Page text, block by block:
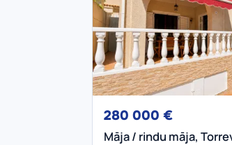
280 000 €
Māja / rindu māja,